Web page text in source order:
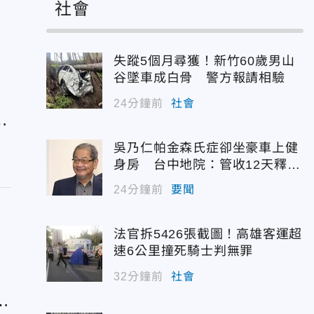
社會
失蹤5個月尋獲！新竹60歲男山
谷墜車成白骨 警方報請相驗
24分鐘前 社會
吳乃仁帕金森氏症卻坐豪車上健
身房 台中地院：管收12天釋放
沒雙標
24分鐘前 要聞
法官拆5426張截圖！高雄客運超
速6公里撞死騎士判無罪
32分鐘前 社會